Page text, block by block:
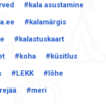
#kala asustamine
#kalamärgis
#kalastuskaart
#koha
#küsitlus
#LEKK
#lõhe
#meri